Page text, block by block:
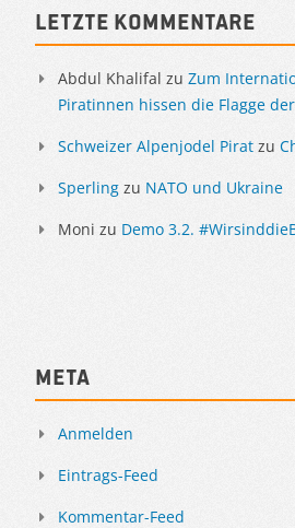
Sidebar
Letzte Kommentare
Abdul Khalifal zu Zum
Piratinnen hissen die Flagge
Schweizer Alpenjodel Pirat zu
Sperling zu NATO und Ukraine
Moni zu Demo 3.2.
Meta
Anmelden
Eintrags-Feed
Kommentar-Feed